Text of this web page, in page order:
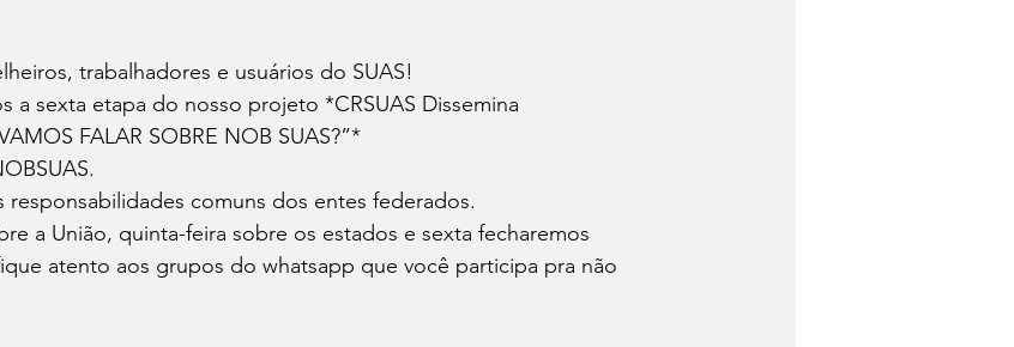
trabalhadores e usuários do SUAS!
a sexta etapa do nosso projeto *CRSUAS Dissemina
FALAR SOBRE NOB SUAS?”*
responsabilidades comuns dos entes federados.
a União, quinta-feira sobre os estados e sexta fecharemos
atento aos grupos do whatsapp que você participa pra não